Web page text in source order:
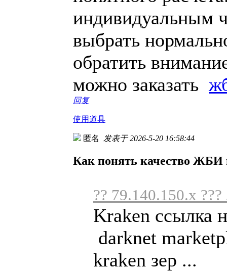
индивидуальным
выбрать
обратить
можно заказать
回复
使用道具
匿名 发表于 2026-5-20 16:58:44
Как понять качество ЖБИ
?? 79.140.150.x
Kraken ссылка
darknet
kraken зер ...